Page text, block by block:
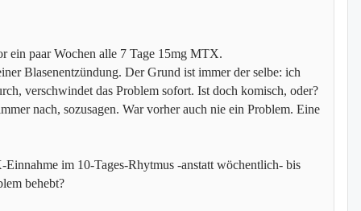
ein paar Wochen alle 7 Tage 15mg MTX.
Blasenentzündung. Der Grund ist immer der selbe: ich
verschwindet das Problem sofort. Ist doch komisch, oder?
nach, sozusagen. War vorher auch nie ein Problem. Eine
im 10-Tages-Rhytmus -anstatt wöchentlich- bis
behebt?